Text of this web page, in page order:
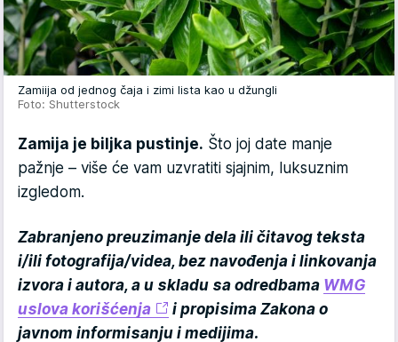
Zamiija od jednog čaja i zimi lista kao u džungli
Foto: Shutterstock
Zamija je biljka pustinje. Što joj date manje
pažnje – više će vam uzvratiti sjajnim, luksuznim
izgledom.
Zabranjeno preuzimanje dela ili čitavog teksta
i/ili fotografija/videa, bez navođenja i linkovanja
izvora i autora, a u skladu sa odredbama WMG
uslova korišćenja
i propisima Zakona o
javnom informisanju i medijima.